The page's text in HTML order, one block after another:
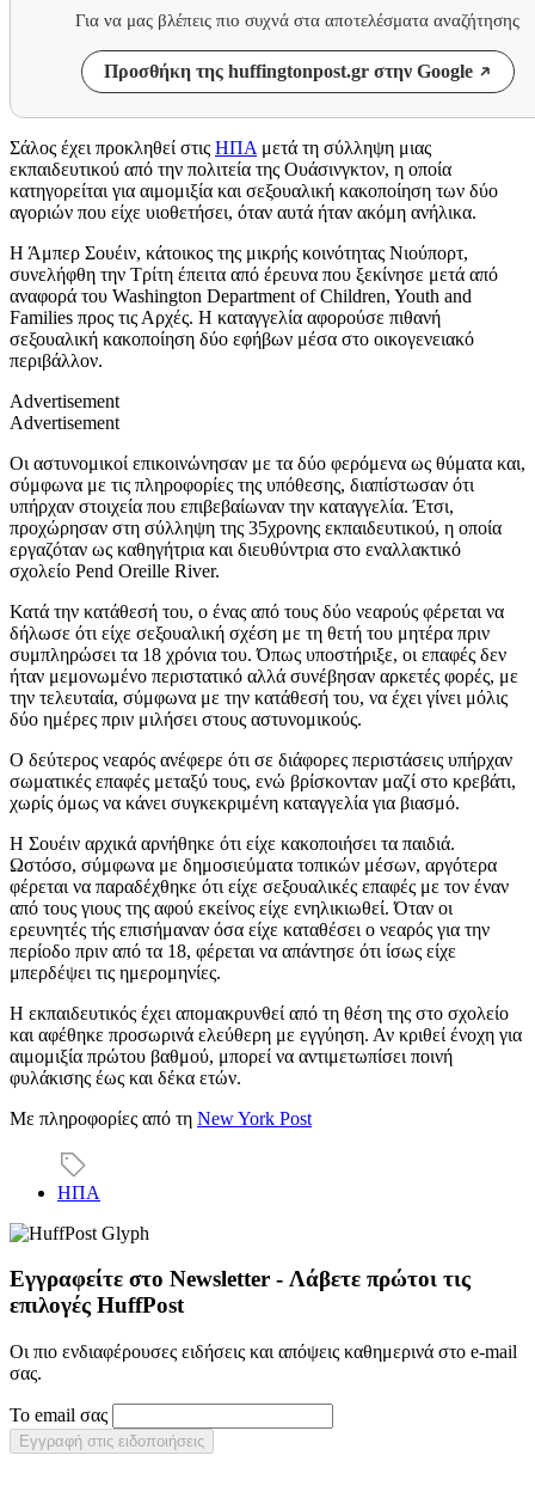
Για να μας βλέπεις πιο συχνά στα αποτελέσματα αναζήτησης
Προσθήκη της huffingtonpost.gr στην Google
Σάλος έχει προκληθεί στις ΗΠΑ μετά τη σύλληψη μιας
εκπαιδευτικού από την πολιτεία της Ουάσινγκτον, η οποία
κατηγορείται για αιμομιξία και σεξουαλική κακοποίηση των δύο
αγοριών που είχε υιοθετήσει, όταν αυτά ήταν ακόμη ανήλικα.
Η Άμπερ Σουέιν, κάτοικος της μικρής κοινότητας Νιούπορτ,
συνελήφθη την Τρίτη έπειτα από έρευνα που ξεκίνησε μετά από
αναφορά του Washington Department of Children, Youth and
Families προς τις Αρχές. Η καταγγελία αφορούσε πιθανή
σεξουαλική κακοποίηση δύο εφήβων μέσα στο οικογενειακό
περιβάλλον.
Advertisement
Advertisement
Οι αστυνομικοί επικοινώνησαν με τα δύο φερόμενα ως θύματα και,
σύμφωνα με τις πληροφορίες της υπόθεσης, διαπίστωσαν ότι
υπήρχαν στοιχεία που επιβεβαίωναν την καταγγελία. Έτσι,
προχώρησαν στη σύλληψη της 35χρονης εκπαιδευτικού, η οποία
εργαζόταν ως καθηγήτρια και διευθύντρια στο εναλλακτικό
σχολείο Pend Oreille River.
Κατά την κατάθεσή του, ο ένας από τους δύο νεαρούς φέρεται να
δήλωσε ότι είχε σεξουαλική σχέση με τη θετή του μητέρα πριν
συμπληρώσει τα 18 χρόνια του. Όπως υποστήριξε, οι επαφές δεν
ήταν μεμονωμένο περιστατικό αλλά συνέβησαν αρκετές φορές, με
την τελευταία, σύμφωνα με την κατάθεσή του, να έχει γίνει μόλις
δύο ημέρες πριν μιλήσει στους αστυνομικούς.
Ο δεύτερος νεαρός ανέφερε ότι σε διάφορες περιστάσεις υπήρχαν
σωματικές επαφές μεταξύ τους, ενώ βρίσκονταν μαζί στο κρεβάτι,
χωρίς όμως να κάνει συγκεκριμένη καταγγελία για βιασμό.
Η Σουέιν αρχικά αρνήθηκε ότι είχε κακοποιήσει τα παιδιά.
Ωστόσο, σύμφωνα με δημοσιεύματα τοπικών μέσων, αργότερα
φέρεται να παραδέχθηκε ότι είχε σεξουαλικές επαφές με τον έναν
από τους γιους της αφού εκείνος είχε ενηλικιωθεί. Όταν οι
ερευνητές τής επισήμαναν όσα είχε καταθέσει ο νεαρός για την
περίοδο πριν από τα 18, φέρεται να απάντησε ότι ίσως είχε
μπερδέψει τις ημερομηνίες.
Η εκπαιδευτικός έχει απομακρυνθεί από τη θέση της στο σχολείο
και αφέθηκε προσωρινά ελεύθερη με εγγύηση. Αν κριθεί ένοχη για
αιμομιξία πρώτου βαθμού, μπορεί να αντιμετωπίσει ποινή
φυλάκισης έως και δέκα ετών.
Με πληροφορίες από τη New York Post
ΗΠΑ
Εγγραφείτε στο Newsletter - Λάβετε πρώτοι τις
επιλογές HuffPost
Οι πιο ενδιαφέρουσες ειδήσεις και απόψεις καθημερινά στο e-mail
σας.
Το email σας
Εγγραφή στις ειδοποιήσεις